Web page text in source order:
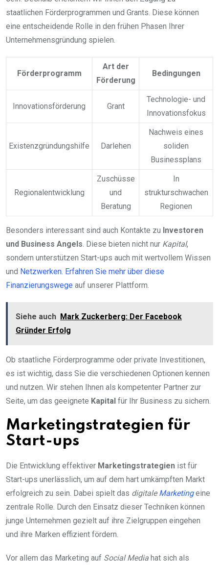
staatlichen Förderprogrammen und Grants. Diese können
eine entscheidende Rolle in den frühen Phasen Ihrer
Unternehmensgründung spielen.
Förderprogramm
Art der
Förderung
Bedingungen
Innovationsförderung Grant
Technologie- und
Innovationsfokus
Existenzgründungshilfe Darlehen
Nachweis eines
soliden
Businessplans
Regionalentwicklung
Zuschüsse
und
Beratung
In
strukturschwachen
Regionen
Besonders interessant sind auch Kontakte zu Investoren
und Business Angels. Diese bieten nicht nur Kapital,
sondern unterstützen Start-ups auch mit wertvollem Wissen
und Netzwerken. Erfahren Sie mehr über diese
Finanzierungswege auf unserer Plattform.
Siehe auch Mark Zuckerberg: Der Facebook
Gründer Erfolg
Ob staatliche Förderprogramme oder private Investitionen,
es ist wichtig, dass Sie die verschiedenen Optionen kennen
und nutzen. Wir stehen Ihnen als kompetenter Partner zur
Seite, um das geeignete Kapital für Ihr Business zu sichern.
Marketingstrategien für
Start-ups
Die Entwicklung effektiver Marketingstrategien ist für
Start-ups unerlässlich, um auf dem hart umkämpften Markt
erfolgreich zu sein. Dabei spielt das digitaleMarketingeine
zentrale Rolle. Durch den Einsatz dieser Techniken können
junge Unternehmen gezielt auf ihre Zielgruppen eingehen
und ihre Marken effizient fördern.
Vor allem das Marketing auf Social Media hat sich als